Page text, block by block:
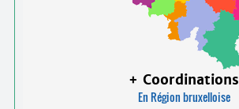
+ Coordinations
En Région bruxelloise